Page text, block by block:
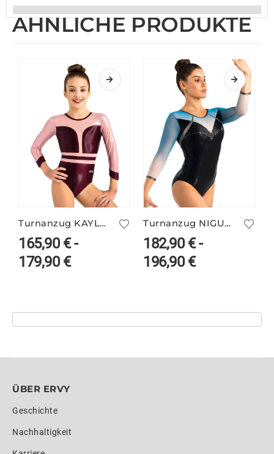
ÄHNLICHE PRODUKTE
Turnanzug KAYLA/2 mit Glitzerstoff
165,90€-
179,90€
Turnanzug NIGUE/7 – 3/4-Arm
182,90€-
196,90€
ÜBER ERVY
Geschichte
Nachhaltigkeit